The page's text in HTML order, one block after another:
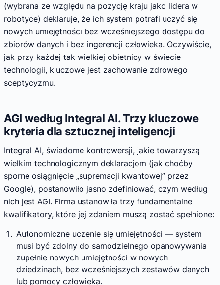
(wybrana ze względu na pozycję kraju jako lidera w
robotyce) deklaruje, że ich system potrafi uczyć się
nowych umiejętności bez wcześniejszego dostępu do
zbiorów danych i bez ingerencji człowieka. Oczywiście,
jak przy każdej tak wielkiej obietnicy w świecie
technologii, kluczowe jest zachowanie zdrowego
sceptycyzmu.
AGI według Integral AI. Trzy kluczowe
kryteria dla sztucznej inteligencji
Integral AI, świadome kontrowersji, jakie towarzyszą
wielkim technologicznym deklaracjom (jak choćby
sporne osiągnięcie „supremacji kwantowej” przez
Google), postanowiło jasno zdefiniować, czym według
nich jest AGI. Firma ustanowiła trzy fundamentalne
kwalifikatory, które jej zdaniem muszą zostać spełnione:
Autonomiczne uczenie się umiejętności — system
musi być zdolny do samodzielnego opanowywania
zupełnie nowych umiejętności w nowych
dziedzinach, bez wcześniejszych zestawów danych
lub pomocy człowieka.